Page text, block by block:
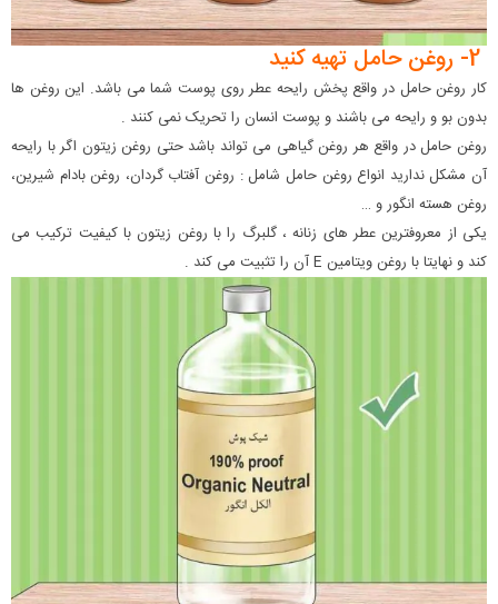
کار روغن حامل در واقع پخش رایحه عطر روی پوست شما می باشد. این روغن ها
بدون بو و رایحه می باشند و پوست انسان را تحریک نمی کنند .
روغن حامل در واقع هر روغن گیاهی می تواند باشد حتی روغن زیتون اگر با رایحه
آن مشکل ندارید انواع روغن حامل شامل : روغن آفتاب گردان، روغن بادام شیرین،
روغن هسته انگور و …
یکی از معروفترین عطر های زنانه ، گلبرگ را با روغن زیتون با کیفیت ترکیب می
کند و نهایتا با روغن ویتامین E آن را تثبیت می کند .